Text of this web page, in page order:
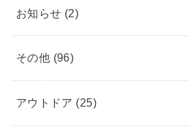
お知らせ (2)
その他 (96)
アウトドア (25)